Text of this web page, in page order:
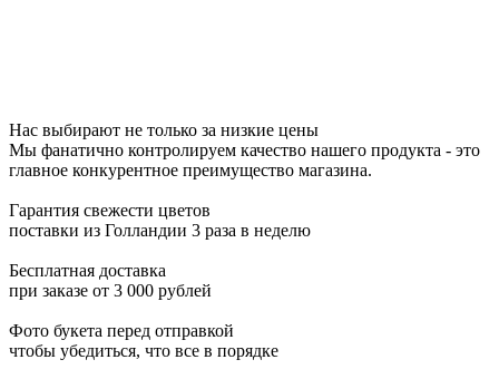
Нас выбирают не только за низкие цены
Мы фанатично контролируем качество нашего продукта - это
главное конкурентное преимущество магазина.
Гарантия свежести цветов
поставки из Голландии 3 раза в неделю
Бесплатная доставка
при заказе от 3 000 рублей
Фото букета перед отправкой
чтобы убедиться, что все в порядке